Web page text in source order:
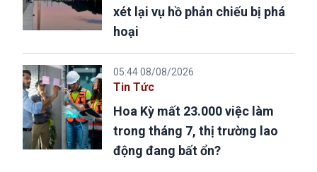
xét lại vụ hồ phản chiếu bị phá
hoại
05:44 08/08/2026
Tin Tức
Hoa Kỳ mất 23.000 việc làm
trong tháng 7, thị trường lao
động đang bất ổn?